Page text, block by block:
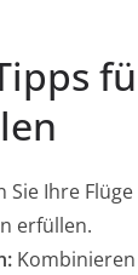
Sie Ihre
erfüllen.